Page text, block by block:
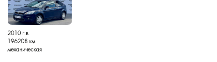
2010 г.в.
196208 км
механическая